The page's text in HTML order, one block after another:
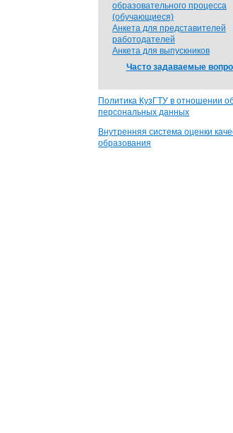
образовательного процесса
(обучающиеся)
Анкета для представителей
работодателей
Анкета для выпускников
Часто задаваемые
Политика КузГТУ в отношении
персональных данных
Внутренняя система оценки
образования